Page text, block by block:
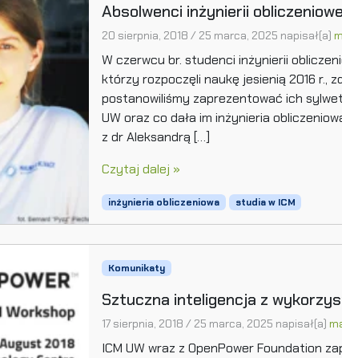
Absolwenci inżynierii
20 sierpnia, 2018 / 25 marca, 2025 napisał(a)
W czerwcu br. studenci inżynierii
którzy rozpoczęli naukę jesienią 2016 r.,
postanowiliśmy zaprezentować ich
UW oraz co dała im inżynieria
z dr Aleksandrą […]
Czytaj dalej »
inżynieria obliczeniowa studia w ICM
Komunikaty
Sztuczna inteligencja z
17 sierpnia, 2018 / 25 marca, 2025 napisał(a)
ICM UW wraz z OpenPower Foundation